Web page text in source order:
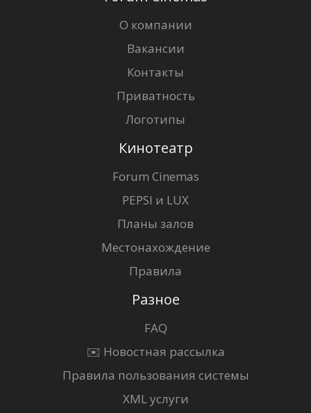
О компании
Вакансии
Контакты
Приватность
Логотипы
Кинотеатр
Forum Cinemas
PEPSI и LUX
Планы залов
Местонахождение
Правила
Разное
FAQ
✉️ Новостная рассылка
Правила пользования системы
XML услуги